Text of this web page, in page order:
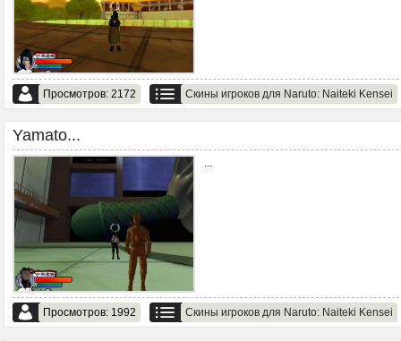
Просмотров: 2172 Скины игроков для Naruto: Naiteki Kensei
Yamato...
...
Просмотров: 1992 Скины игроков для Naruto: Naiteki Kensei